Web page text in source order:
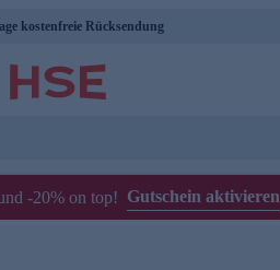
kostenfreie Rücksendung
-20% on top! Gutschein aktivieren